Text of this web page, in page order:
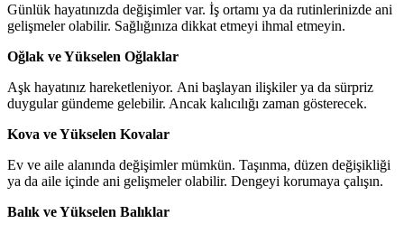
Günlük hayatınızda değişimler var. İş ortamı ya da rutinlerinizde ani
gelişmeler olabilir. Sağlığınıza dikkat etmeyi ihmal etmeyin.
Oğlak ve Yükselen Oğlaklar
Aşk hayatınız hareketleniyor. Ani başlayan ilişkiler ya da sürpriz
duygular gündeme gelebilir. Ancak kalıcılığı zaman gösterecek.
Kova ve Yükselen Kovalar
Ev ve aile alanında değişimler mümkün. Taşınma, düzen değişikliği
ya da aile içinde ani gelişmeler olabilir. Dengeyi korumaya çalışın.
Balık ve Yükselen Balıklar